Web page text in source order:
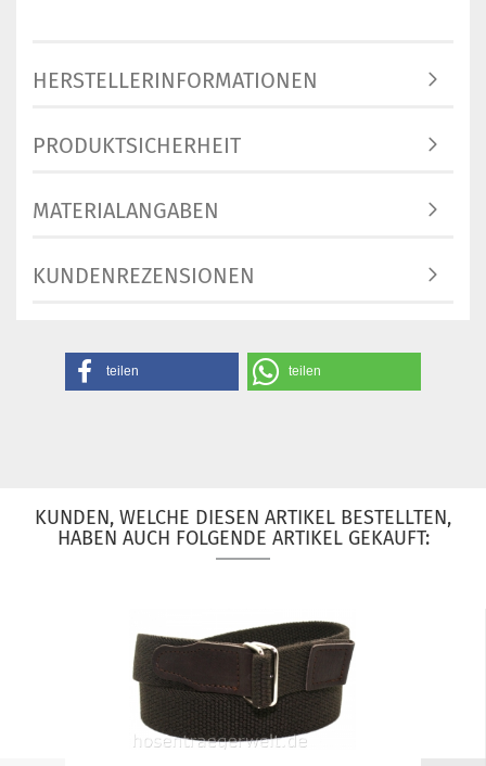
HERSTELLERINFORMATIONEN
PRODUKTSICHERHEIT
MATERIALANGABEN
KUNDENREZENSIONEN
teilen teilen
KUNDEN, WELCHE DIESEN ARTIKEL BESTELLTEN,
HABEN AUCH FOLGENDE ARTIKEL GEKAUFT: